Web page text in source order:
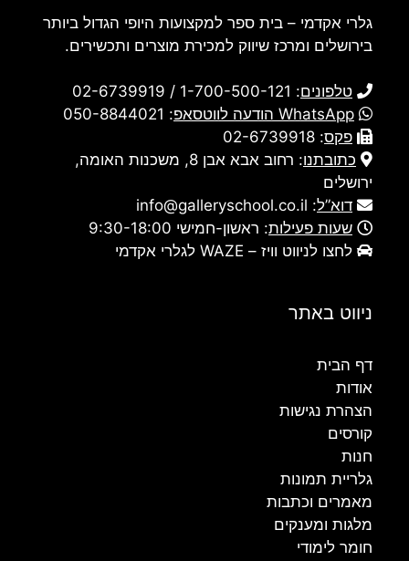
גלרי אקדמי – בית ספר למקצועות היופי הגדול ביותר
בירושלים ומרכז שיווק למכירת מוצרים ותכשירים.
טלפונים:
1-700-500-121
/
02-6739919
WhatsApp הודעה לווטסאפ
:
050-8844021
פקס: 02-6739918
כתובתנו:
רחוב אבא אבן 8, משכנות האומה,
ירושלים
דוא”ל:
info@galleryschool.co.il
שעות פעילות: ראשון-חמישי 9:30-18:00
לחצו לניווט וויז – WAZE לגלרי אקדמי
ניווט באתר
דף הבית
אודות
הצהרת נגישות
קורסים
חנות
גלריית תמונות
מאמרים וכתבות
מלגות ומענקים
חומר לימודי